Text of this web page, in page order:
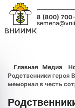
8 (800)
Главная Медиа
Родственники героя
мемориал в честь